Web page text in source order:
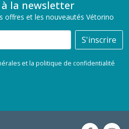
la newsletter
offres et les nouveautés Vétorino
S'inscrire
et la politique de confidentialité